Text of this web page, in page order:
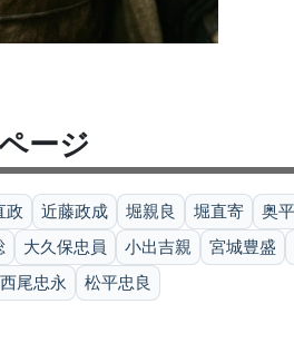
ージ
政 近藤政成 堀親良 堀直寄
奥
大久保忠員 小出吉親
宮城豊盛
西尾忠永 松平忠良